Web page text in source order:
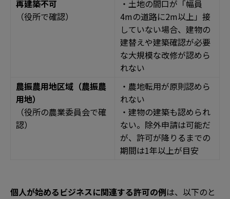
再建築不可
（役所で確認）
・土地の間口が「幅員
4mの道路に2m以上」接
していない場合、建物の
建替えや建築確認が必要
な大規模な改修が認めら
れない
農振農用地区域（農振農
用地）
（役所の農業委員会で確
認）
・農地転用が原則認めら
れない
・建物の建築も認められ
ない。除外申請は可能だ
が、許可が降りるまでの
期間は1年以上が目安
個人が始めるビジネスに関連する許可の例は、以下のと